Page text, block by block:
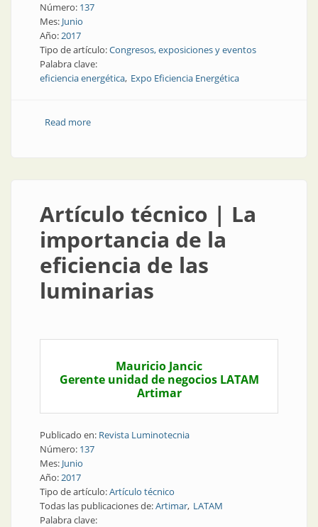
Número: 137
Mes: Junio
Año:2017
Tipo de artículo:Congresos, exposiciones y eventos
Palabra clave:
eficiencia energética Expo Eficiencia Energética
Read moreabout Congresos y exposiciones | Una exposición
Artículo técnico | La
importancia de la
eficiencia de las
luminarias
Mauricio Jancic
Gerente unidad de negocios LATAM
Artimar
Publicado en: Revista Luminotecnia
Número: 137
Mes: Junio
Año:2017
Tipo de artículo:Artículo técnico
Todas las publicaciones de:Artimar LATAM
Palabra clave: